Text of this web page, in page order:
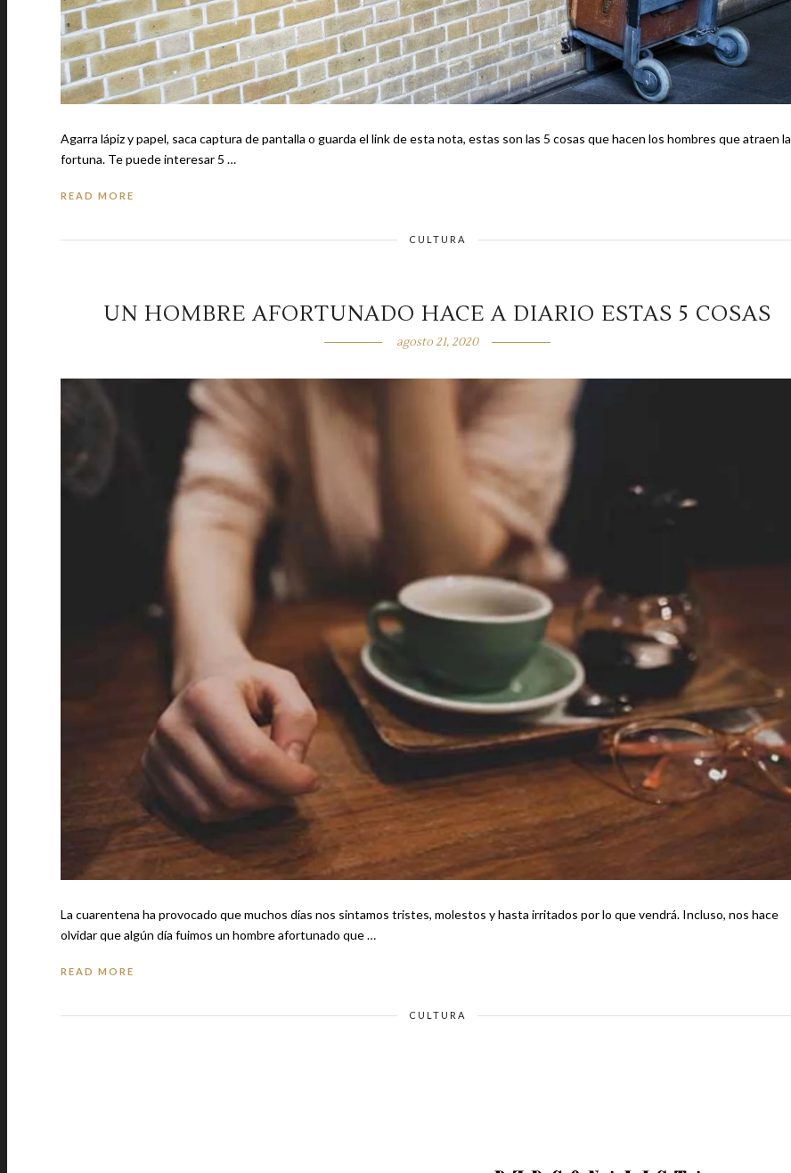
Agarra lápiz y papel, saca captura de pantalla o guarda el link de esta nota, estas son las 5 cosas que hacen los hombres que atraen la
fortuna. Te puede interesar 5 …
READ MORE
CULTURA
UN HOMBRE AFORTUNADO HACE A DIARIO ESTAS 5 COSAS
agosto 21, 2020
La cuarentena ha provocado que muchos días nos sintamos tristes, molestos y hasta irritados por lo que vendrá. Incluso, nos hace
olvidar que algún día fuimos un hombre afortunado que …
READ MORE
CULTURA